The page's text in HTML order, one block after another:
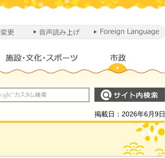
掲載日：2026年6月9日